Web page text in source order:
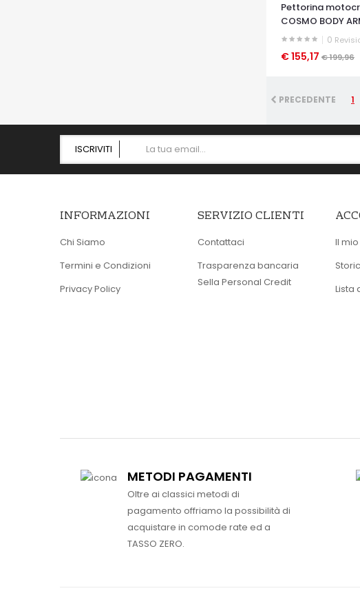
Pettorina
COSMO BODY
0
€ 155,17 € 199,96
PRECEDENTE 1
ISCRIVITI
INFORMAZIONI
Chi Siamo
Termini e Condizioni
Privacy Policy
SERVIZIO CLIENTI
Contattaci
Trasparenza bancaria
Sella Personal Credit
Il
Lista
METODI PAGAMENTI
Oltre ai classici metodi di
pagamento offriamo la possibilità di
acquistare in comode rate ed a
TASSO ZERO.